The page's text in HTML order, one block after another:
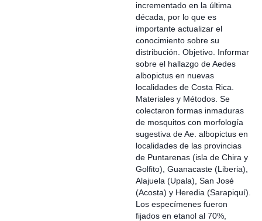
incrementado en la última
década, por lo que es
importante actualizar el
conocimiento sobre su
distribución. Objetivo. Informar
sobre el hallazgo de Aedes
albopictus en nuevas
localidades de Costa Rica.
Materiales y Métodos. Se
colectaron formas inmaduras
de mosquitos con morfología
sugestiva de Ae. albopictus en
localidades de las provincias
de Puntarenas (isla de Chira y
Golfito), Guanacaste (Liberia),
Alajuela (Upala), San José
(Acosta) y Heredia (Sarapiquí).
Los especímenes fueron
fijados en etanol al 70%,